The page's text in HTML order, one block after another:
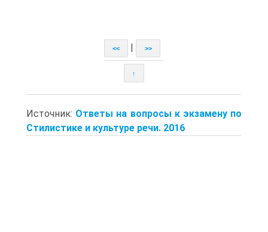
<< >>
↑
Источник: Ответы на вопросы к экзамену по
Стилистике и культуре речи. 2016